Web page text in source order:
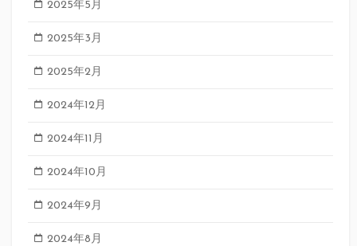
2025年5月
2025年3月
2025年2月
2024年12月
2024年11月
2024年10月
2024年9月
2024年8月